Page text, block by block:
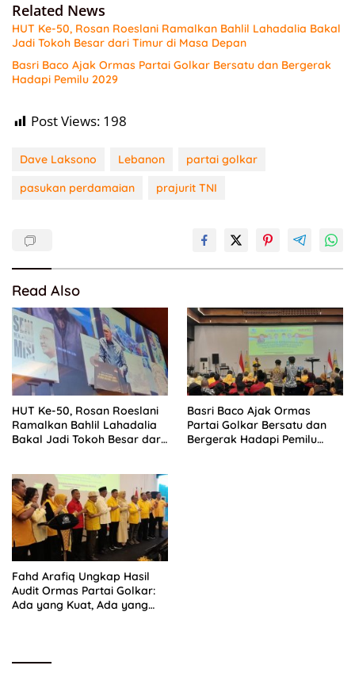
Related News
HUT Ke-50, Rosan Roeslani Ramalkan Bahlil Lahadalia Bakal
Jadi Tokoh Besar dari Timur di Masa Depan
Basri Baco Ajak Ormas Partai Golkar Bersatu dan Bergerak
Hadapi Pemilu 2029
Post Views: 198
Dave Laksono Lebanon
partai golkar
pasukan perdamaian
prajurit TNI
Read Also
HUT Ke-50, Rosan Roeslani
Ramalkan Bahlil Lahadalia
Bakal Jadi Tokoh Besar dari
Basri Baco Ajak Ormas
Partai Golkar Bersatu dan
Bergerak Hadapi Pemilu
Fahd Arafiq Ungkap Hasil
Audit Ormas Partai Golkar:
Ada yang Kuat, Ada yang